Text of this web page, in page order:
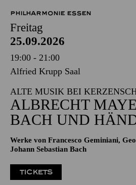
PHILHARMONIE ESSEN
Freitag
25.09.2026
19:00 - 21:00
Alfried Krupp Saal
ALTE MUSIK BEI
ALBRECHT
BACH UND
Werke von Francesco Geminiani,
Johann Sebastian Bach
TICKETS